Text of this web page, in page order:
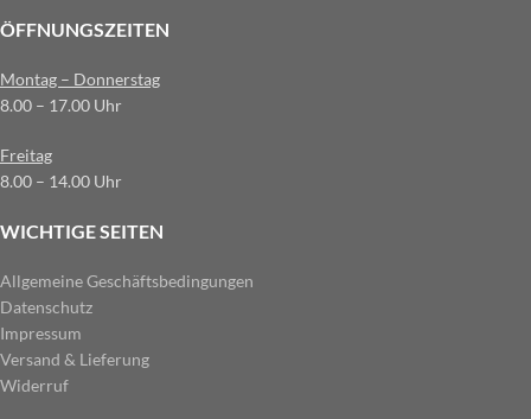
ÖFFNUNGSZEITEN
Montag – Donnerstag
8.00 – 17.00 Uhr
Freitag
8.00 – 14.00 Uhr
WICHTIGE SEITEN
Allgemeine Geschäftsbedingungen
Datenschutz
Impressum
Versand & Lieferung
Widerruf